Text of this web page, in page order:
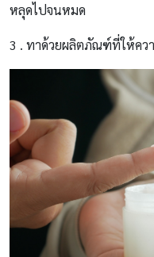
หลุดไปจนหมด
3 . ทาด้วยผลิตภัณฑ์ที่ให้คว